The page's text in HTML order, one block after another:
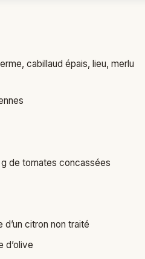
cabillaud épais, lieu, merlu
de tomates concassées
citron non traité
d’olive